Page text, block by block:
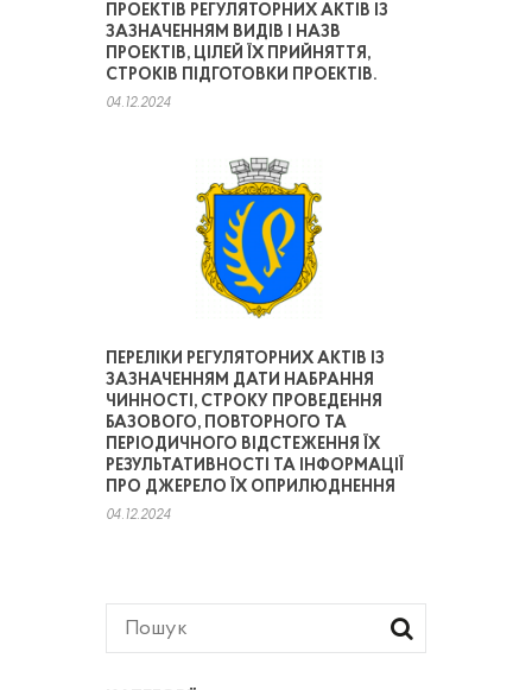
ПРОЕКТІВ РЕГУЛЯТОРНИХ АКТІВ ІЗ
ЗАЗНАЧЕННЯМ ВИДІВ І НАЗВ
ПРОЕКТІВ, ЦІЛЕЙ ЇХ ПРИЙНЯТТЯ,
СТРОКІВ ПІДГОТОВКИ ПРОЕКТІВ.
04.12.2024
ПЕРЕЛІКИ РЕГУЛЯТОРНИХ АКТІВ ІЗ
ЗАЗНАЧЕННЯМ ДАТИ НАБРАННЯ
ЧИННОСТІ, СТРОКУ ПРОВЕДЕННЯ
БАЗОВОГО, ПОВТОРНОГО ТА
ПЕРІОДИЧНОГО ВІДСТЕЖЕННЯ ЇХ
РЕЗУЛЬТАТИВНОСТІ ТА ІНФОРМАЦІЇ
ПРО ДЖЕРЕЛО ЇХ ОПРИЛЮДНЕННЯ
04.12.2024